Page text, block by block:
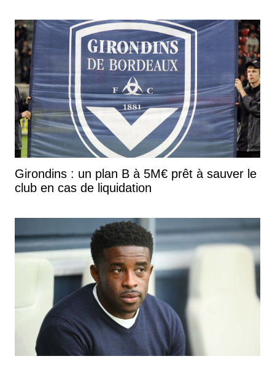
Girondins : un plan B à 5M€ prêt à sauver le
club en cas de liquidation